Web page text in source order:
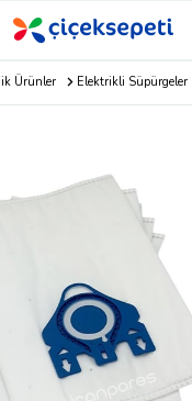
Ürünler Elektrikli Süpürgeler